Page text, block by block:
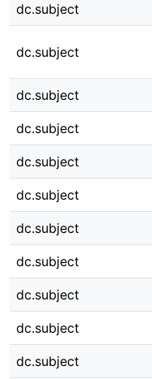
dc.subject
dc.subject
dc.subject
dc.subject
dc.subject
dc.subject
dc.subject
dc.subject
dc.subject
dc.subject
dc.subject